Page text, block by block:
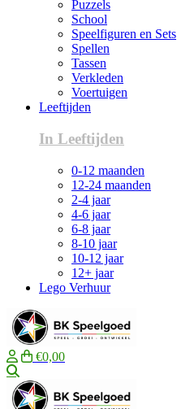
Puzzels
School
Speelfiguren en Sets
Spellen
Tassen
Verkleden
Voertuigen
Leeftijden
In Leeftijden
0-12 maanden
12-24 maanden
2-4 jaar
4-6 jaar
6-8 jaar
8-10 jaar
10-12 jaar
12+ jaar
Lego Verhuur
€0,00